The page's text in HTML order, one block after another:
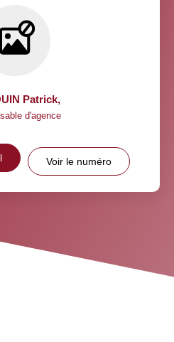
Patrick,
d'agence
Voir le numéro